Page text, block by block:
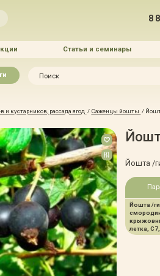
8
Статьи и семинары
и озеленение
доктор
садом
оказания услуг
кустарников, рассада ягод / Саженцы йошты /
Йошта /
Йошта /
летка,